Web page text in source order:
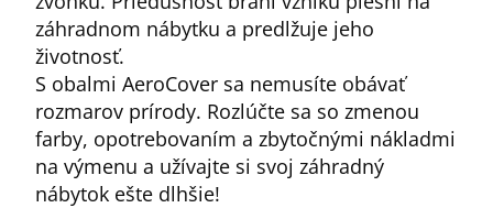
záhradnom nábytku a predlžuje jeho
životnosť.
S obalmi AeroCover sa nemusíte obávať
rozmarov prírody. Rozlúčte sa so zmenou
farby, opotrebovaním a zbytočnými nákladmi
na výmenu a užívajte si svoj záhradný
nábytok ešte dlhšie!